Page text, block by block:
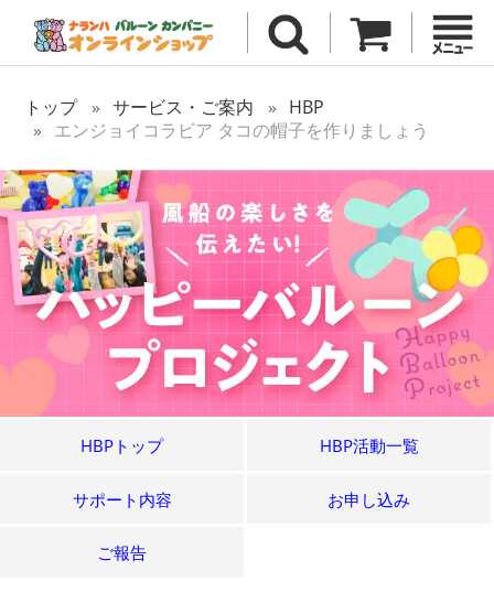
トップ サービス・ご案内
HBP
エンジョイコラビア タコの帽子を作りましょう
HBPトップ HBP活動一覧
サポート内容 お申し込み
ご報告